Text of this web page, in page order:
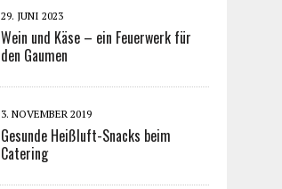
29. JUNI 2023
Wein und Käse – ein Feuerwerk für
den Gaumen
3. NOVEMBER 2019
Gesunde Heißluft-Snacks beim
Catering